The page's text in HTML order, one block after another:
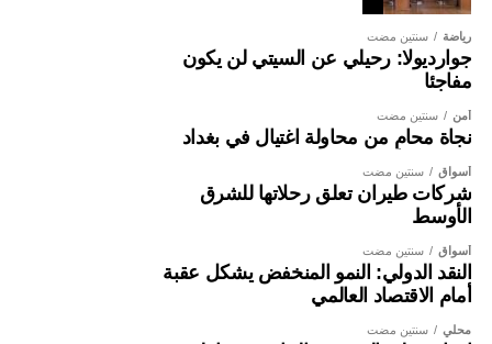
رياضة سنتين مضت
جوارديولا: رحيلي عن السيتي لن يكون
مفاجئا
أمن سنتين مضت
نجاة محامٍ من محاولة اغتيال في بغداد
أسواق سنتين مضت
شركات طيران تعلق رحلاتها للشرق
الأوسط
أسواق سنتين مضت
النقد الدولي: النمو المنخفض يشكل عقبة
أمام الاقتصاد العالمي
محلي سنتين مضت